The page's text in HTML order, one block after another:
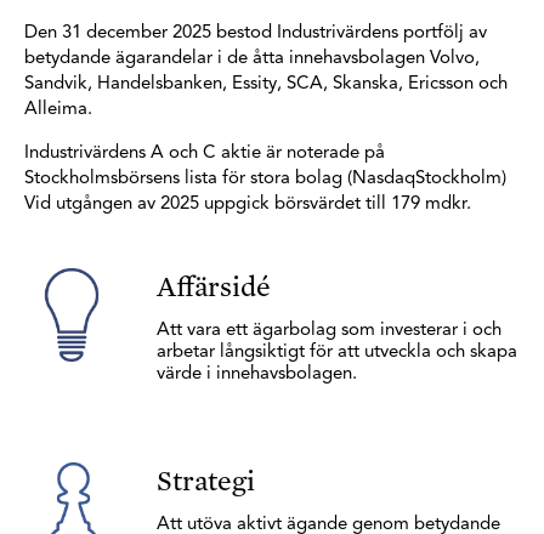
Den 31 december 2025 bestod Industrivärdens port­följ av
betydande ägarandelar i de åtta innehavsbolagen Volvo,
Sandvik, Handelsbanken, Essity, SCA, Skanska, Ericsson och
Alleima.
Industrivärdens A­ och C ­aktie är noterade på
Stockholmsbörsens lista för stora bolag (NasdaqStockholm)
Vid utgången av 2025 uppgick börsvärdet till 179 mdkr.
Affärsidé
Att vara ett ägarbolag som investerar i och
arbetar långsiktigt för att utveckla och skapa
värde i innehavsbolagen.
Strategi
Att utöva aktivt ägande genom betydande